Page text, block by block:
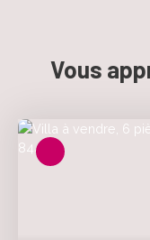
Vous